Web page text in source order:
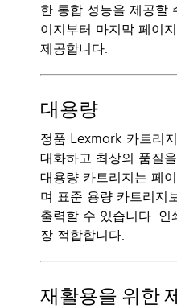
한 통합 성능을 제공할
이지부터 마지막 페이
제공합니다.
대용량
정품 Lexmark 카트리
대화하고 최상의 품질
대용량 카트리지는 페
며 표준 용량 카트리지
출력할 수 있습니다.
장 적합합니다.
재활용을 위한